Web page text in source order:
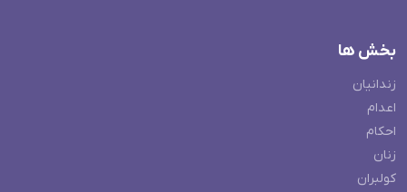
بخش ها
زندانیان
اعدام
احکام
زنان
کولبران